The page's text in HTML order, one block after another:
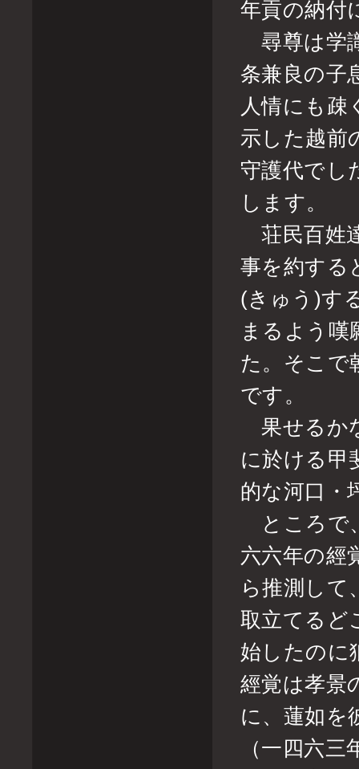
年貢の納付
尋尊は学
条兼良の子
人情にも疎
示した越前
守護代でし
します。
荘民百姓
事を約する
(きゅう)す
まるよう嘆
た。そこで
です。
果せるか
に於ける甲
的な河口・
ところで
六六年の經
ら推測して
取立てるど
始したのに
經覚は孝景
に、蓮如を
（一四六